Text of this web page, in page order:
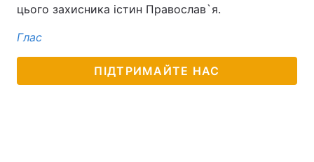
цього захисника істин Православ`я.
Глас
ПІДТРИМАЙТЕ НАС